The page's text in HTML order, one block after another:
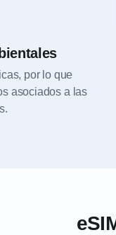
por lo que
asociados a las